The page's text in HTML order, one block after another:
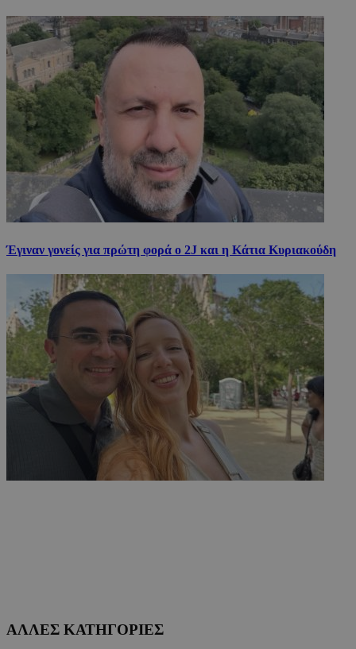
Έγιναν γονείς για πρώτη φορά ο 2J και η Κάτια Κυριακούδη
ΑΛΛΕΣ ΚΑΤΗΓΟΡΙΕΣ